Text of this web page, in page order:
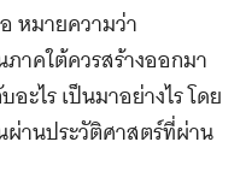
หมายความว่า
าคใต้ควรสร้างออกมา
ะไร เป็นมาอย่างไร โดย
ผ่านประวัติศาสตร์ที่ผ่าน